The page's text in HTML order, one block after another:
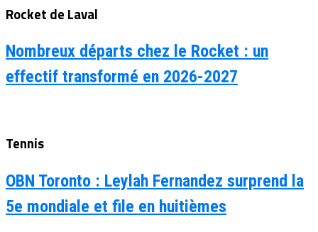
Rocket de Laval
Nombreux départs chez le Rocket : un
effectif transformé en 2026-2027
Tennis
OBN Toronto : Leylah Fernandez surprend la
5e mondiale et file en huitièmes